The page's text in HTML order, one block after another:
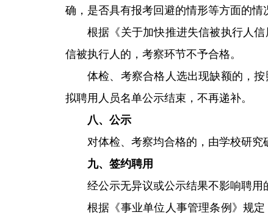
确，是否具有报考回避的情形等方面的情
根据《关于加快推进失信被执行人
信被执行人的，考察环节不予合格。
体检、考察合格人选出现缺额的，
拟聘用人员名单公示结束，不再递补。
八、公示
对体检、考察均合格的，由学校研究
九、签约聘用
经公示无异议或公示结果不影响聘用
根据《事业单位人事管理条例》规